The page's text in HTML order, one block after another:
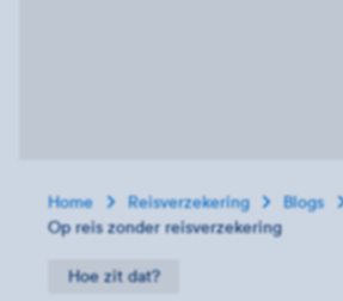
Home Reisverzekering
Blogs
Op reis zonder reisverzekering
Hoe zit dat?